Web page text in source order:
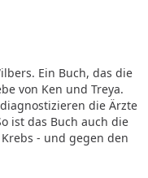
Ein Buch, das die
von Ken und Treya.
die Ärzte
ist das Buch auch die
- und gegen den